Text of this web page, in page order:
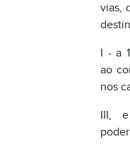
caso
II - a
único do artigo 14: